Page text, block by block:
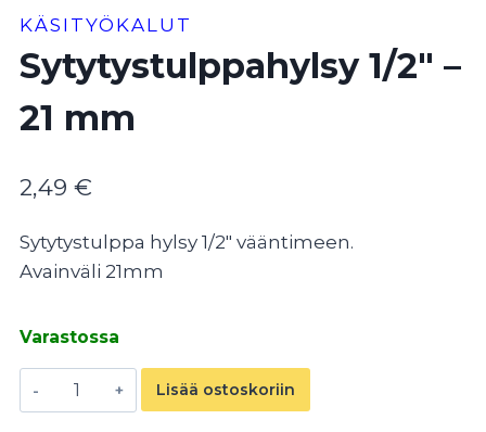
KÄSITYÖKALUT
Sytytystulppahylsy 1/2″ –
21 mm
2,49 €
Sytytystulppa hylsy 1/2″ vääntimeen.
Avainväli 21mm
Varastossa
Sytytystulppahylsy
1/2"
Lisää ostoskoriin